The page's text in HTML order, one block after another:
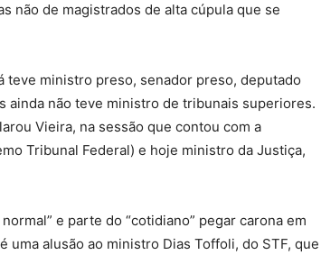
não de magistrados de alta cúpula que se
teve ministro preso, senador preso, deputado
ainda não teve ministro de tribunais superiores.
Vieira, na sessão que contou com a
Tribunal Federal) e hoje ministro da Justiça,
e parte do “cotidiano” pegar carona em
uma alusão ao ministro Dias Toffoli, do STF, que